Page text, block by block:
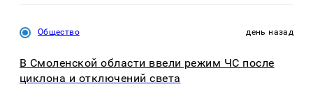
Общество день назад
В Смоленской области ввели режим ЧС после
циклона и отключений света